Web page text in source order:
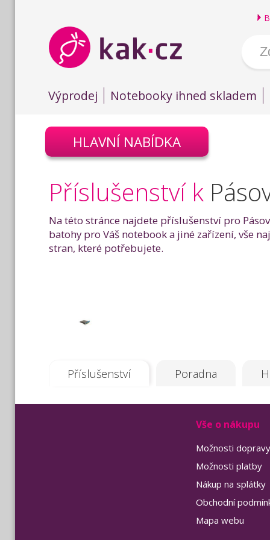
Výprodej Notebooky ihned skladem
HLAVNÍ NABÍDKA
Příslušenství k
Na této stránce najdete příslušenství pro
batohy pro Váš notebook a jiné zařízení, vše
stran, které potřebujete.
Příslušenství Poradna
Vše o nákupu
Možnosti dopravy
Možnosti platby
Nákup na splátky
Obchodní
Mapa webu